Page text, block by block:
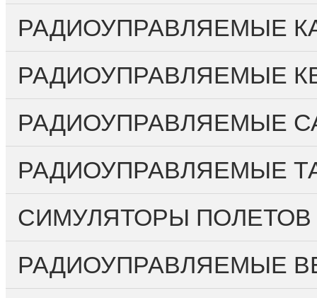
РАДИОУПРАВЛЯЕМЫЕ
РАДИОУПРАВЛЯЕМЫЕ
РАДИОУПРАВЛЯЕМЫЕ
РАДИОУПРАВЛЯЕМЫЕ
СИМУЛЯТОРЫ ПОЛЕТОВ
РАДИОУПРАВЛЯЕМЫЕ